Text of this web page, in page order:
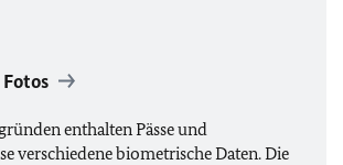
enthalten Pässe und
verschiedene biometrische Daten. Die